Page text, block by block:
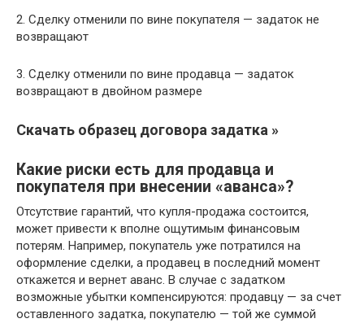
2. Сделку отменили по вине покупателя — задаток не
возвращают
3. Сделку отменили по вине продавца — задаток
возвращают в двойном размере
Скачать образец договора задатка »
Какие риски есть для продавца и
покупателя при внесении «аванса»?
Отсутствие гарантий, что купля-продажа состоится,
может привести к вполне ощутимым финансовым
потерям. Например, покупатель уже потратился на
оформление сделки, а продавец в последний момент
откажется и вернет аванс. В случае с задатком
возможные убытки компенсируются: продавцу — за счет
оставленного задатка, покупателю — той же суммой